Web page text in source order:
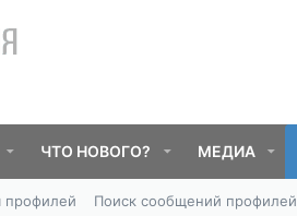
ЧТО НОВОГО? МЕДИА
профилей Поиск сообщений профилей